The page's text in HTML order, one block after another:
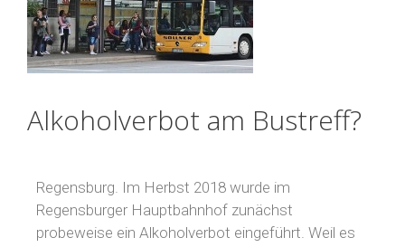
Alkoholverbot am Bustreff?
Regensburg. Im Herbst 2018 wurde im
Regensburger Hauptbahnhof zunächst
probeweise ein Alkoholverbot eingeführt. Weil es